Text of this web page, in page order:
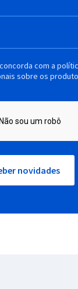
com a
sobre os
novidades